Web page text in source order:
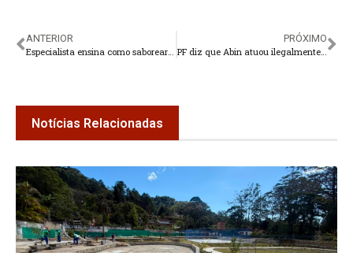
ANTERIOR
Especialista ensina como saborear uma pizza saudável e inclusiva
PRÓXIMO
PF diz que Abin atuou ilegalmente em favor de filhos de Bolsonaro
Notícias Relacionadas